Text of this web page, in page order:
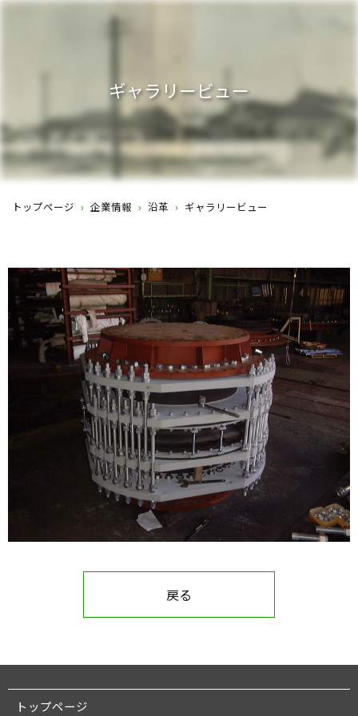
ギャラリービュー
トップページ › 企業情報 › 沿革 › ギャラリービュー
戻る
トップページ